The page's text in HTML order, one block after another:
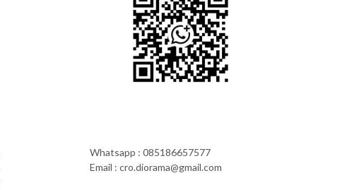
Whatsapp : 085186657577
Email : cro.diorama@gmail.com